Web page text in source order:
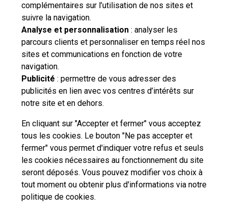
complémentaires sur l’utilisation de nos sites et
suivre la navigation.
Analyse et personnalisation : analyser les
parcours clients et personnaliser en temps réel nos
sites et communications en fonction de votre
navigation.
Publicité : permettre de vous adresser des
publicités en lien avec vos centres d’intérêts sur
notre site et en dehors.
En cliquant sur "Accepter et fermer" vous acceptez
tous les cookies. Le bouton "Ne pas accepter et
fermer" vous permet d'indiquer votre refus et seuls
les cookies nécessaires au fonctionnement du site
seront déposés. Vous pouvez modifier vos choix à
tout moment ou obtenir plus d'informations via notre
politique de cookies.
Besoin d'aide complémentaire ?
Vous n'avez pas trouvé de solution parmi nos FAQs,
vous souhaitez nous contacter ou déposer une
réclamation ?
contacter
Professionnels Entreprises et Collectivités